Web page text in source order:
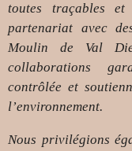
toutes traçables
partenariat avec
Moulin de Val
collaborations
contrôlée et
l’environnement.
Nous privilégions